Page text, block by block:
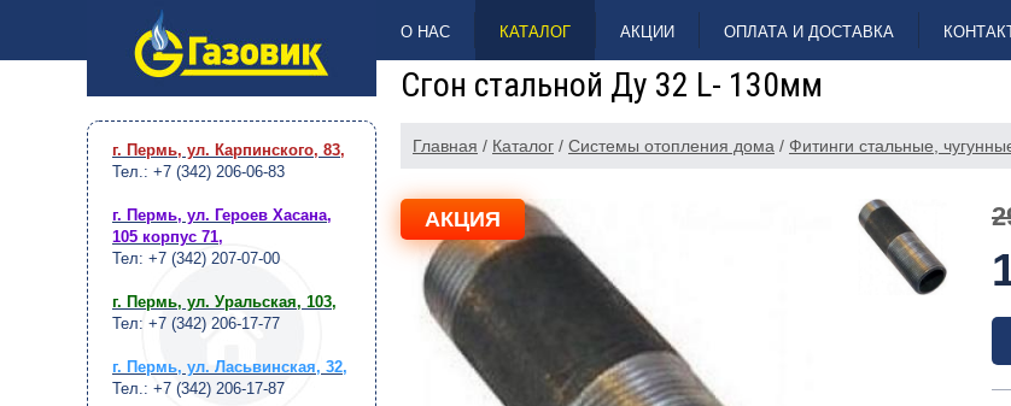
НАВЕРХ
О НАС КАТАЛОГ АКЦИИ ОПЛАТА И ДОСТАВКА
Сгон стальной Ду 32 L- 130мм
Главная / Каталог / Системы отопления дома / Фитинги стальные,
АКЦИЯ
г. Пермь, ул. Карпинского, 83,
Тел.: +7 (342) 206-06-83
г. Пермь, ул. Героев Хасана,
105 корпус 71,
Тел: +7 (342) 207-07-00
г. Пермь, ул. Уральская, 103,
Тел: +7 (342) 206-17-77
г. Пермь, ул. Ласьвинская, 32,
Тел.: +7 (342) 206-17-87